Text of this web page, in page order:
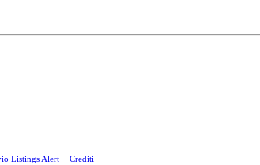
Listings Alert Crediti